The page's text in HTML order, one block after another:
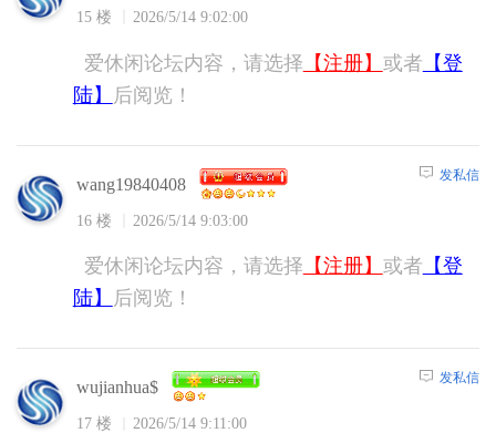
15 楼 2026/5/14 9:02:00
爱休闲论坛内容，请选择 【注册】 或者 【登
陆】
后阅览！
wang19840408
16 楼 2026/5/14 9:03:00
发私信
爱休闲论坛内容，请选择 【注册】 或者 【登
陆】
后阅览！
wujianhua$
17 楼 2026/5/14 9:11:00
发私信